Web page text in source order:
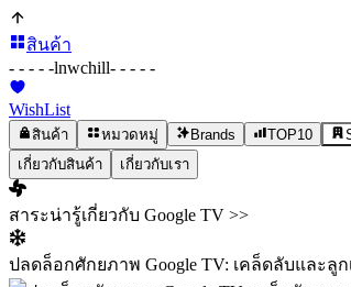
สินค้า
- - - - -lnwchill- - - - -
WishList
สินค้า หมวดหมู่ Brands TOP10
เกี่ยวกับสินค้า
เกี่ยวกับเรา
สาระน่ารู้เกี่ยวกับ Google TV >>
ปลดล็อกศักยภาพ Google TV: เคล็ดลับและ